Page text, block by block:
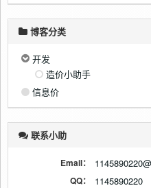
博客分类
开发
造价小助手
信息价
联系小助
Email：
QQ： 1145890220